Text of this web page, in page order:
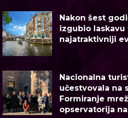
Nakon šest
izgubio laskavu
najatraktivniji
Nacionalna
učestvovala na
Formiranje
opservatorija